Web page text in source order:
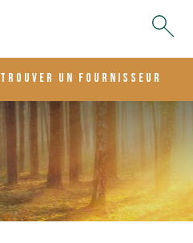
trouver un fournisseur